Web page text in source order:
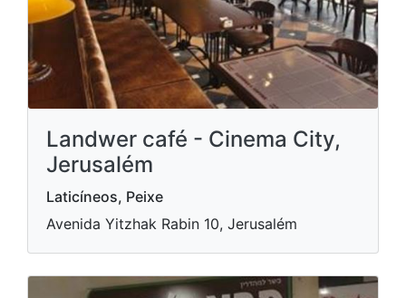
Landwer café - Cinema City,
Jerusalém
Laticíneos, Peixe
Avenida Yitzhak Rabin 10, Jerusalém